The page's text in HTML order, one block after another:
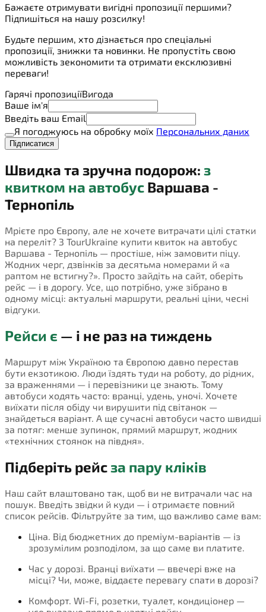
Бажаєте отримувати вигідні пропозиції першими?
Підпишіться на нашу розсилку!
Будьте першим, хто дізнається про спеціальні
пропозиції, знижки та новинки. Не пропустіть свою
можливість зекономити та отримати ексклюзивні
переваги!
Гарячі пропозиціїВигода
Ваше ім'я
Введіть ваш Email
Я погоджуюсь на обробку моїх Персональних даних
Підписатися
Швидка та зручна подорож: з
квитком на автобус Варшава -
Тернопіль
Мрієте про Європу, але не хочете витрачати цілі статки
на переліт? З TourUkraine купити квиток на автобус
Варшава - Тернопіль — простіше, ніж замовити піцу.
Жодних черг, дзвінків за десятьма номерами й «а
раптом не встигну?». Просто зайдіть на сайт, оберіть
рейс — і в дорогу. Усе, що потрібно, уже зібрано в
одному місці: актуальні маршрути, реальні ціни, чесні
відгуки.
Рейси є — і не раз на тиждень
Маршрут між Україною та Європою давно перестав
бути екзотикою. Люди їздять туди на роботу, до рідних,
за враженнями — і перевізники це знають. Тому
автобуси ходять часто: вранці, удень, уночі. Хочете
виїхати після обіду чи вирушити під світанок —
знайдеться варіант. А ще сучасні автобуси часто швидші
за потяг: менше зупинок, прямий маршрут, жодних
«технічних стоянок на півдня».
Підберіть рейсза пару кліків
Наш сайт влаштовано так, щоб ви не витрачали час на
пошук. Введіть звідки й куди — і отримаєте повний
список рейсів. Фільтруйте за тим, що важливо саме вам:
Ціна. Від бюджетних до преміум-варіантів — із
зрозумілим розподілом, за що саме ви платите.
Час у дорозі. Вранці виїхати — ввечері вже на
місці? Чи, може, віддаєте перевагу спати в дорозі?
Комфорт. Wi-Fi, розетки, туалет, кондиціонер —